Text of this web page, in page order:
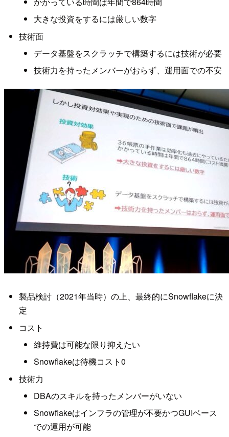
大きな投資をするには厳しい数字
技術面
データ基盤をスクラッチで構築するには技術が必要
技術力を持ったメンバーがおらず、運用面での不安
製品検討（2021年当時）の上、最終的にSnowflakeに決
定
コスト
維持費は可能な限り抑えたい
Snowflakeは待機コスト0
技術力
DBAのスキルを持ったメンバーがいない
Snowflakeはインフラの管理が不要かつGUIベース
での運用が可能